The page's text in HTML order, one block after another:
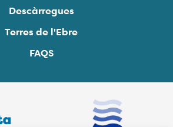
Descàrregues
Terres de l'Ebre
FAQS